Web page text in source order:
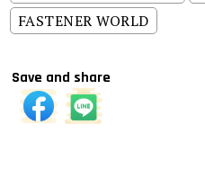
FASTENER WORLD
Save and share